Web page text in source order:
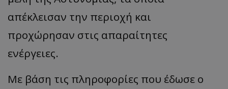
απέκλεισαν την περιοχή και
προχώρησαν στις απαραίτητες
ενέργειες.
Με βάση τις πληροφορίες που έδωσε ο